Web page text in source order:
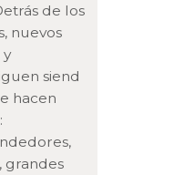
de los
nuevos
y
siend
hacen
grandes